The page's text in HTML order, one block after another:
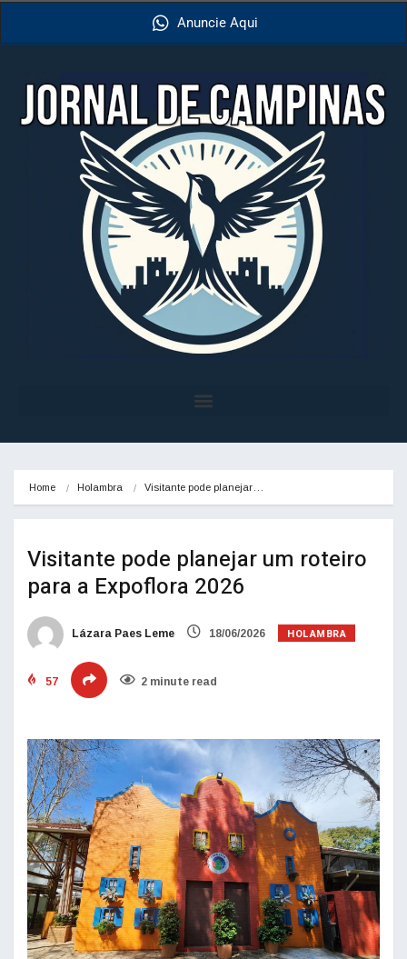
Anuncie Aqui
Home Holambra Visitante pode planejar…
Visitante pode planejar um roteiro
para a Expoflora 2026
Lázara Paes Leme 18/06/2026 HOLAMBRA
57 2 minute read